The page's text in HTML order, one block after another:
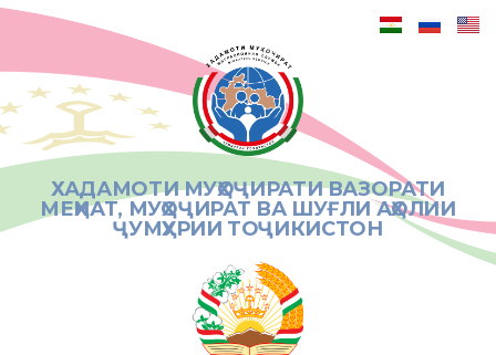
ХАДАМОТИ МУҲОҶИРАТИ ВАЗОРАТИ
МЕҲНАТ, МУҲОҶИРАТ ВА ШУҒЛИ АҲОЛИИ
ҶУМҲУРИИ ТОҶИКИСТОН